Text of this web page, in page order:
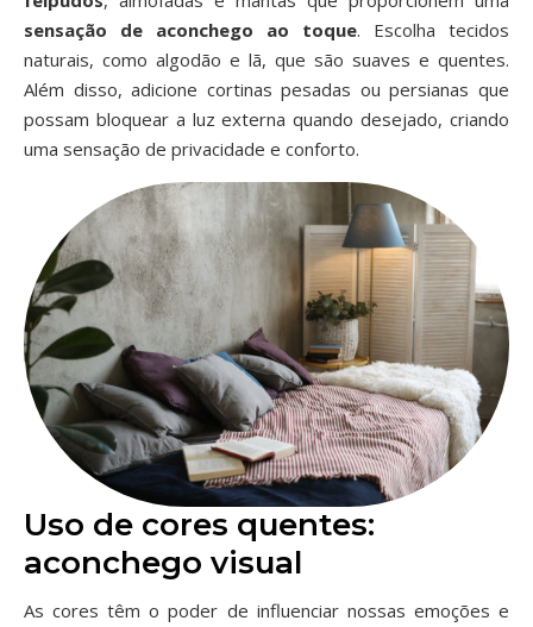
sensação de aconchego ao toque. Escolha tecidos
naturais, como algodão e lã, que são suaves e quentes.
Além disso, adicione cortinas pesadas ou persianas que
possam bloquear a luz externa quando desejado, criando
uma sensação de privacidade e conforto.
Uso de cores quentes:
aconchego visual
As cores têm o poder de influenciar nossas emoções e